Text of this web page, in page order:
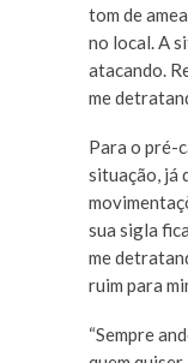
tom de
no local. A
atacando.
me
Para o pré-
situação, já
sua sigla
me
ruim para
“Sempre